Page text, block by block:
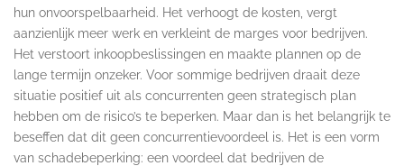
hun onvoorspelbaarheid. Het verhoogt de kosten, vergt
aanzienlijk meer werk en verkleint de marges voor bedrijven.
Het verstoort inkoopbeslissingen en maakte plannen op de
lange termijn onzeker. Voor sommige bedrijven draait deze
situatie positief uit als concurrenten geen strategisch plan
hebben om de risico’s te beperken. Maar dan is het belangrijk te
beseffen dat dit geen concurrentievoordeel is. Het is een vorm
van schadebeperking: een voordeel dat bedrijven de